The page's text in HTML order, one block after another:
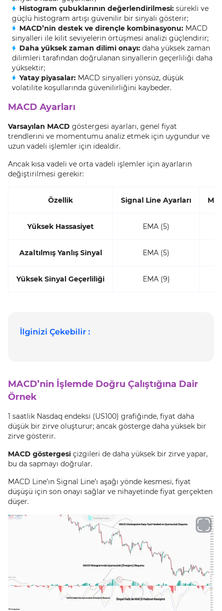
Histogram çubuklarının değerlendirilmesi: sürekli ve
güçlü histogram artışı güvenilir bir sinyali gösterir;
MACD’nin destek ve dirençle kombinasyonu: MACD
sinyalleri ile kilit seviyelerin örtüşmesi analizi güçlendirir;
Daha yüksek zaman dilimi onayı: daha yüksek zaman
dilimleri tarafından doğrulanan sinyallerin geçerliliği daha
yüksektir;
Yatay piyasalar: MACD sinyalleri yönsüz, düşük
volatilite koşullarında güvenilirliğini kaybeder.
MACD Ayarları
Varsayılan MACD göstergesi ayarları, genel fiyat
trendlerini ve momentumu analiz etmek için uygundur ve
uzun vadeli işlemler için idealdir.
Ancak kısa vadeli ve orta vadeli işlemler için ayarların
değiştirilmesi gerekir:
Özellik Signal Line Ayarları
Yüksek Hassasiyet EMA (5)
Azaltılmış Yanlış Sinyal EMA (5)
Yüksek Sinyal Geçerliliği EMA (9)
İlginizi Çekebilir :
MACD’nin İşlemde Doğru Çalıştığına Dair
Örnek
1 saatlik Nasdaq endeksi (US100) grafiğinde, fiyat daha
düşük bir zirve oluşturur; ancak gösterge daha yüksek bir
zirve gösterir.
MACD göstergesi çizgileri de daha yüksek bir zirve yapar,
bu da sapmayı doğrular.
MACD Line’ın Signal Line’ı aşağı yönde kesmesi, fiyat
düşüşü için son onayı sağlar ve nihayetinde fiyat gerçekten
düşer.